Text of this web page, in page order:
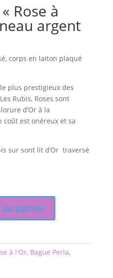
Rose à
argent
corps en laiton plaqué
le plus prestigieux des
Rubis, Roses sont
d’Or à la
coût est onéreux et sa
sur sont lit d’Or traversé
panier
à l'Or, Bague Perla,